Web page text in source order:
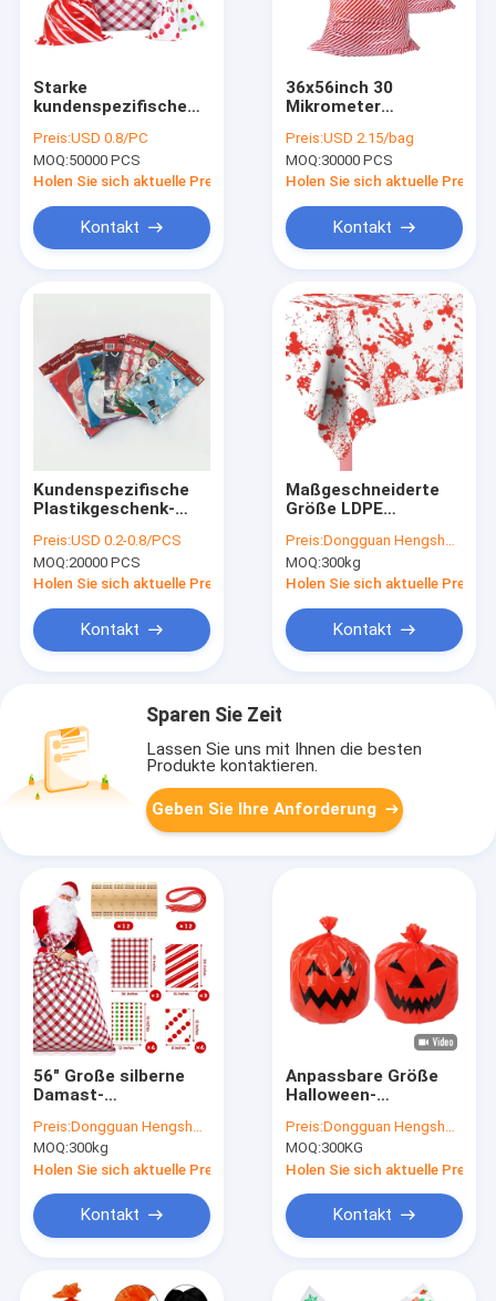
Starke
kundenspezifische
geschenk-3c
Preis:USD 0.8/PC
MOQ:50000 PCS
Holen Sie sich aktuelle Preis
Kontakt
36x56inch 30
Mikrometer
Plastikgeschenk-
sackt
Weihnachtsgeschenk
Preis:USD 2.15/bag
MOQ:30000 PCS
Holen Sie sich aktuelle Preis
Kontakt
Kundenspezifische
Plastikgeschenk-
65*80cm bauscht
sich mit Zugschnur
Preis:USD 0.2-0.8/PCS
MOQ:20000 PCS
Holen Sie sich aktuelle Preis
Kontakt
Maßgeschneiderte
Größe LDPE
Einweg-Tischdecke
für Halloween
Kunststoff-
Preis:Dongguan Hengsheng Polybag
MOQ:300kg
Holen Sie sich aktuelle Preis
Kontakt
Sparen Sie Zeit
Lassen Sie uns mit Ihnen die besten
Produkte kontaktieren.
Geben Sie Ihre Anforderung
56" Große silberne
Damast-
LDPE-Kunststoff mit
individuellem Druck
für Verlobungsfeiern
Preis:Dongguan Hengsheng Polybag
MOQ:300kg
Holen Sie sich aktuelle Preis
Kontakt
Anpassbare Größe
Halloween-
Gravurdruck und
SEDEX/SGS-
Zertifizierung für die
Festblätterkollektion
Preis:Dongguan Hengsheng Polybag
MOQ:300KG
Holen Sie sich aktuelle Preis
Kontakt